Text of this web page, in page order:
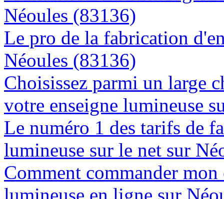
Néoules (83136)
Le pro de la fabrication
Néoules (83136)
Choisissez parmi un large
votre enseigne lumineuse
Le numéro 1 des tarifs de
lumineuse sur le net sur
Comment commander
lumineuse en ligne sur